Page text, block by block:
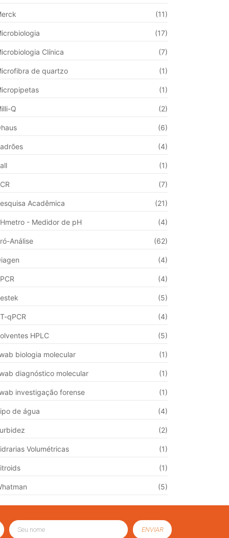
(11)
(17)
Clínica (7)
de quartzo (1)
(1)
Q (2)
(6)
(4)
(1)
(7)
Acadêmica (21)
- Medidor de pH (4)
Análise (62)
(4)
(4)
(5)
qPCR (4)
HPLC (5)
biologia molecular (1)
diagnóstico molecular (1)
investigação forense (1)
de água (4)
(2)
Volumétricas (1)
(1)
(5)
ENVIAR